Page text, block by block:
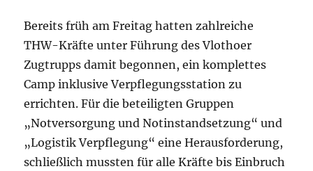
Bereits früh am Freitag hatten zahlreiche
THW-Kräfte unter Führung des Vlothoer
Zugtrupps damit begonnen, ein komplettes
Camp inklusive Verpflegungsstation zu
errichten. Für die beteiligten Gruppen
„Notversorgung und Notinstandsetzung“ und
„Logistik Verpflegung“ eine Herausforderung,
schließlich mussten für alle Kräfte bis Einbruch